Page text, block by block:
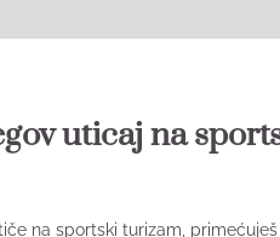
uticaj na
na sportski turizam,